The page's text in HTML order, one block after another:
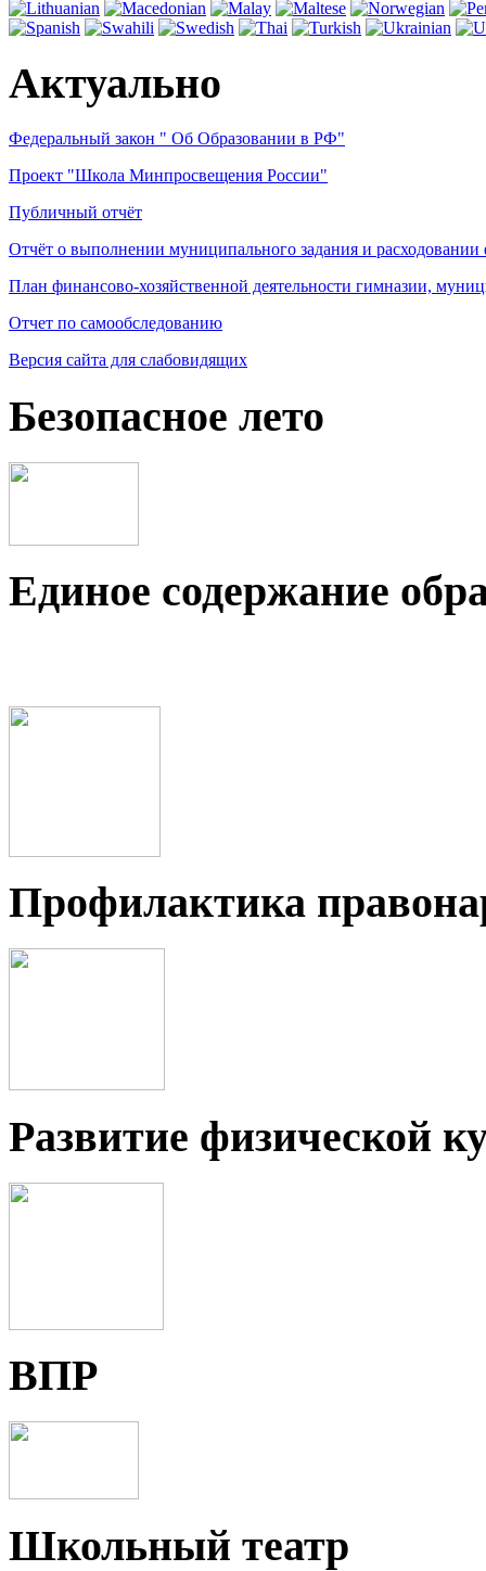
Актуально
Федеральный закон " Об Образовании в РФ"
Проект "Школа Минпросвещения России"
Публичный отчёт
Отчёт о выполнении муниципального задания и
План финансово-хозяйственной деятельности гимназии,
Отчет по самообследованию
Версия сайта для слабовидящих
Безопасное лето
Единое содержание
Профилактика
Развитие физической
ВПР
Школьный театр